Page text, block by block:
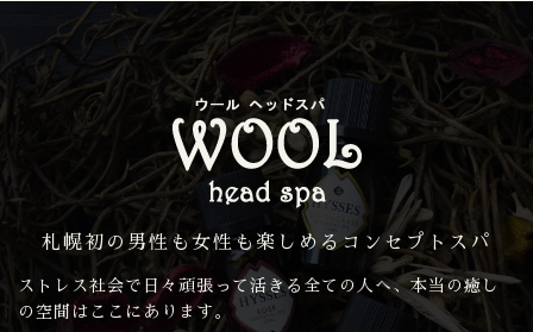
札幌初の男性も女性も楽しめるコンセプトスパ
ストレス社会で日々頑張って活きる全ての人へ、本当の癒し
の空間はここにあります。